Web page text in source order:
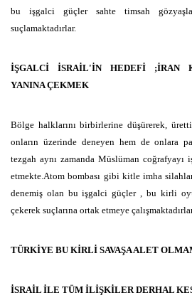
bu işgalci güçler sahte timsah
suçlamaktadırlar.
İŞGALCİ İSRAİL'İN HEDEFİ ;İRAN
YANINA ÇEKMEK
Bölge halklarını birbirlerine düşürerek,
onların üzerinde deneyen hem de onlara
tezgah aynı zamanda Müslüman coğrafyayı
etmekte.Atom bombası gibi kitle imha
denemiş olan bu işgalci güçler , bu kirli
çekerek suçlarına ortak etmeye
TÜRKİYE BU KİRLİ SAVAŞA ALET
İSRAİL İLE TÜM İLİŞKİLER DERHAL